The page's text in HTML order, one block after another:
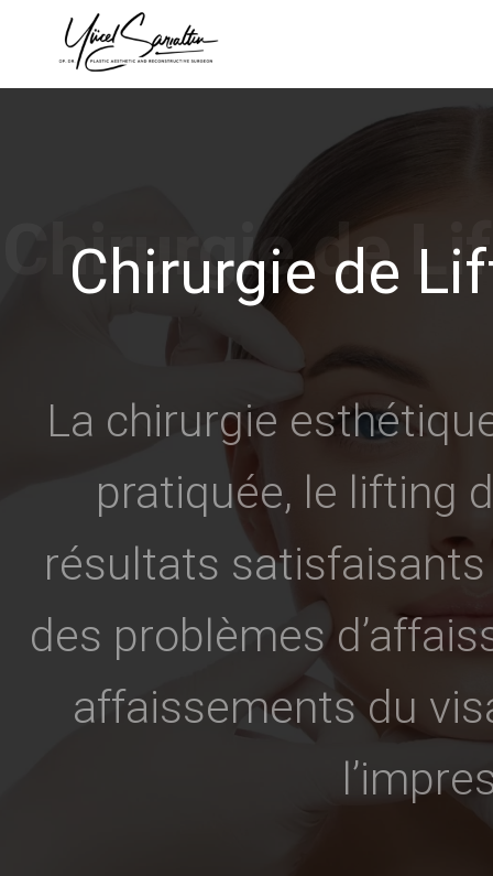
Chirurgie de
La chirurgie
pratiquée, le lifting
résultats
des problèmes
affaissements du